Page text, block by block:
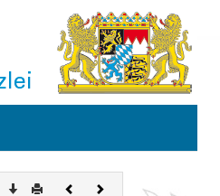
Download
DruckenVorherigesNächstes